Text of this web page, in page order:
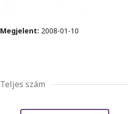
Megjelent: 2008-01-10
Teljes szám